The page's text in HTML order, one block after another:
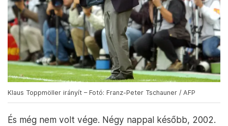
Klaus Toppmöller irányít – Fotó: Franz-Peter Tschauner / AFP
És még nem volt vége. Négy nappal később, 2002.